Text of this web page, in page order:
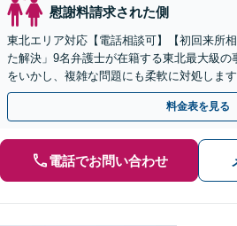
慰謝料請求された側
東北エリア対応【電話相談可】【初回来所
た解決」9名弁護士が在籍する東北最大級の
をいかし、複雑な問題にも柔軟に対処しま
密厳守】
料金表を見る
電話でお問い合わせ